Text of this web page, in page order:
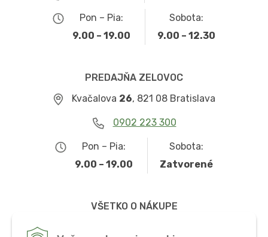
Pon – Pia:
9.00 – 19.00
Sobota:
9.00 – 12.30
PREDAJŇA ZELOVOC
Kvačalova 26, 821 08 Bratislava
0902 223 300
Pon – Pia:
9.00 – 19.00
Sobota:
Zatvorené
VŠETKO O NÁKUPE